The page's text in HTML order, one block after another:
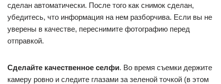
сделан автоматически. После того как снимок сделан,
убедитесь, что информация на нем разборчива. Если вы не
уверены в качестве, переснимите фотографию перед
отправкой.
Сделайте качественное селфи. Во время съемки держите
камеру ровно и следите глазами за зеленой точкой (в этом